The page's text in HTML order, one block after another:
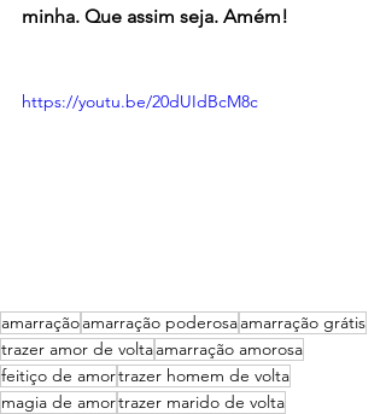
minha. Que assim seja. Amém!
https://youtu.be/20dUIdBcM8c
amarraçãoamarração poderosaamarração grátis
trazer amor de voltaamarração amorosa
feitiço de amortrazer homem de volta
magia de amortrazer marido de volta